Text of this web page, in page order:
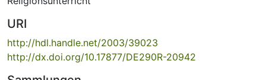
URI
http://hdl.handle.net/2003/39023
http://dx.doi.org/10.17877/DE290R-20942